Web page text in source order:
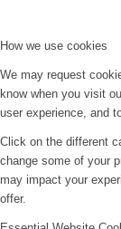
How we use cookies
We may request
know when you visit
user experience, and
Click on the different
change some of your
may impact your
offer.